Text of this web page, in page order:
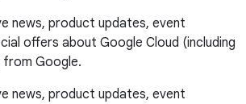
news, product updates, event
offers about Google Cloud (including
from Google.
news, product updates, event